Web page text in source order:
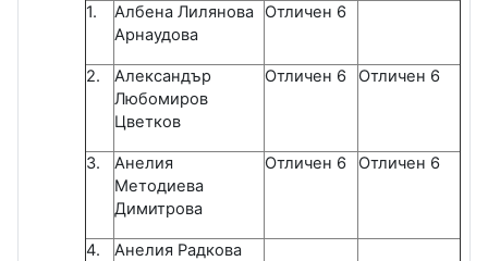
1.
Албена Лилянова
Арнаудова
Отличен 6
2.
Александър
Любомиров
Цветков
Отличен 6 Отличен 6
3.
Анелия
Методиева
Димитрова
Отличен 6 Отличен 6
4.
Анелия Радкова